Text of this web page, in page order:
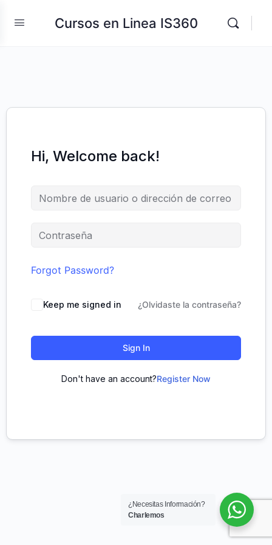
Cursos en Linea IS360
Hi, Welcome back!
Forgot Password?
Keep me signed in ¿Olvidaste la contraseña?
Sign In
Don't have an account?Register Now
¿Necesitas Información?
Charlemos